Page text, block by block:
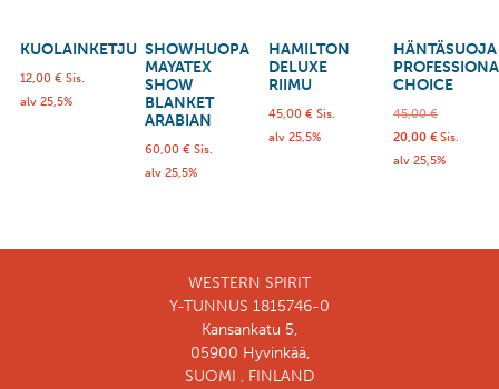
KUOLAINKETJU
12,00 € Sis.
alv 25,5%
SHOWHUOPA
MAYATEX
SHOW
BLANKET
ARABIAN
60,00 € Sis.
alv 25,5%
HAMILTON
DELUXE
RIIMU
45,00€ Sis.
alv 25,5%
HÄNTÄSUOJA
CHOICE
45,00€
20,00 € Sis.
alv 25,5%
WESTERN SPIRIT
Y-TUNNUS 1815746-0
Kansankatu 5,
05900 Hyvinkää,
SUOMI , FINLAND